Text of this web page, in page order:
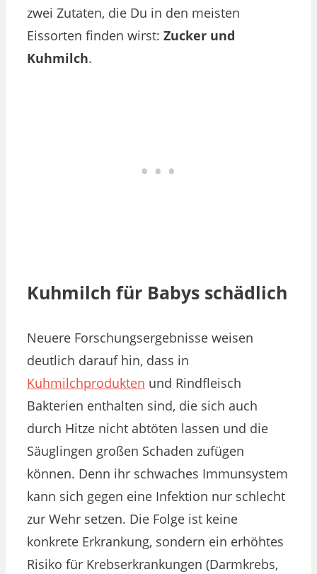
zwei Zutaten, die Du in den meisten
Eissorten finden wirst: Zucker und
Kuhmilch.
Kuhmilch für Babys schädlich
Neuere Forschungsergebnisse weisen
deutlich darauf hin, dass in
Kuhmilchprodukten und Rindfleisch
Bakterien enthalten sind, die sich auch
durch Hitze nicht abtöten lassen und die
Säuglingen großen Schaden zufügen
können. Denn ihr schwaches Immunsystem
kann sich gegen eine Infektion nur schlecht
zur Wehr setzen. Die Folge ist keine
konkrete Erkrankung, sondern ein erhöhtes
Risiko für Krebserkrankungen (Darmkrebs,